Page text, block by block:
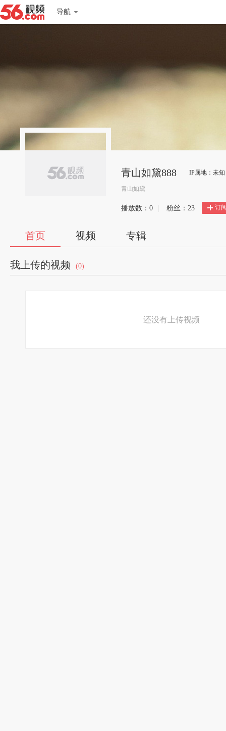
导航
青山如黛888 IP属地：未知
青山如黛
播放数： 0 粉丝： 23 订
首页 视频 专辑
我上传的视频 (0)
还没有上传视频